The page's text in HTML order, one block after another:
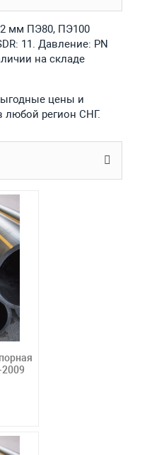
мм ПЭ80, ПЭ100
11. Давление: PN
на складе
цены и
любой регион СНГ.